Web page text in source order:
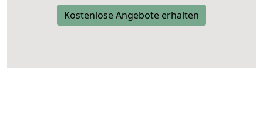
Kostenlose Angebote erhalten